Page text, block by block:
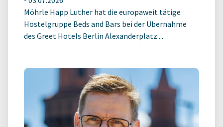
Möhrle Happ Luther hat die europaweit tätige
Hostelgruppe Beds and Bars bei der Übernahme
des Greet Hotels Berlin Alexanderplatz ...